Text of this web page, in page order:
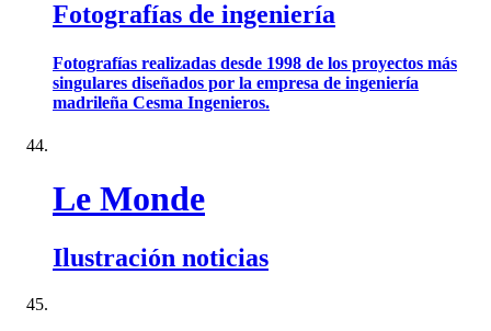
Fotografías de ingeniería
Fotografías realizadas desde 1998 de los proyectos más
singulares diseñados por la empresa de ingeniería
madrileña Cesma Ingenieros.
Le Monde
Ilustración noticias